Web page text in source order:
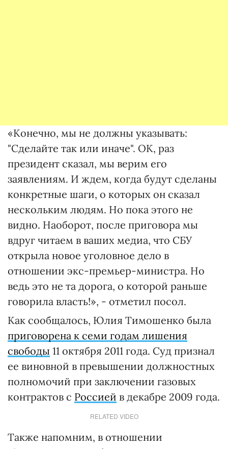
«Конечно, мы не должны указывать:
"Сделайте так или иначе". ОК, раз
президент сказал, мы верим его
заявлениям. И ждем, когда будут сделаны
конкретные шаги, о которых он сказал
нескольким людям. Но пока этого не
видно. Наоборот, после приговора мы
вдруг читаем в ваших медиа, что СБУ
открыла новое уголовное дело в
отношении экс-премьер-министра. Но
ведь это не та дорога, о которой раньше
говорила власть!», - отметил посол.
Как сообщалось, Юлия Тимошенко была
приговорена к семи годам лишения
свободы 11 октября 2011 года. Суд признал
ее виновной в превышении должностных
полномочий при заключении газовых
контрактов с Россией в декабре 2009 года.
RELATED VIDEO
Также напомним, в отношении